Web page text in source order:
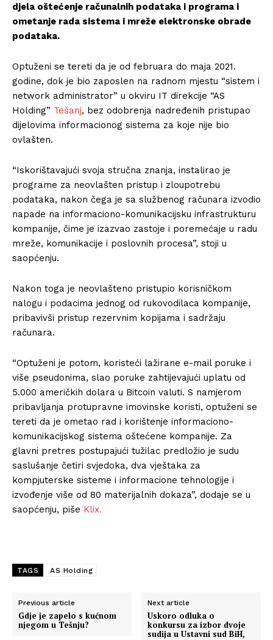
djela oštećenje računalnih podataka i programa i
ometanje rada sistema i mreže elektronske obrade
podataka.
Optuženi se tereti da je od februara do maja 2021.
godine, dok je bio zaposlen na radnom mjestu “sistem i
network administrator” u okviru IT direkcije “AS
Holding” Tešanj, bez odobrenja nadređenih pristupao
dijelovima informacionog sistema za koje nije bio
ovlašten.
“Iskorištavajući svoja stručna znanja, instalirao je
programe za neovlašten pristup i zloupotrebu
podataka, nakon čega je sa službenog računara izvodio
napade na informaciono-komunikacijsku infrastrukturu
kompanije, čime je izazvao zastoje i poremećaje u radu
mreže, komunikacije i poslovnih procesa”, stoji u
saopćenju.
Nakon toga je neovlašteno pristupio korisničkom
nalogu i podacima jednog od rukovodilaca kompanije,
pribavivši pristup rezervnim kopijama i sadržaju
računara.
“Optuženi je potom, koristeći lažirane e-mail poruke i
više pseudonima, slao poruke zahtijevajući uplatu od
5.000 američkih dolara u Bitcoin valuti. S namjerom
pribavljanja protupravne imovinske koristi, optuženi se
tereti da je ometao rad i korištenje informaciono-
komunikacijskog sistema oštećene kompanije. Za
glavni pretres postupajući tužilac predložio je sudu
saslušanje četiri svjedoka, dva vještaka za
kompjuterske sisteme i informacione tehnologije i
izvođenje više od 80 materijalnih dokaza”, dodaje se u
saopćenju, piše Klix.
TAGS AS Holding
Previous article
Gdje je zapelo s kućnom
njegom u Tešnju?
Next article
Uskoro odluka o
konkursu za izbor dvoje
sudija u Ustavni sud BiH,